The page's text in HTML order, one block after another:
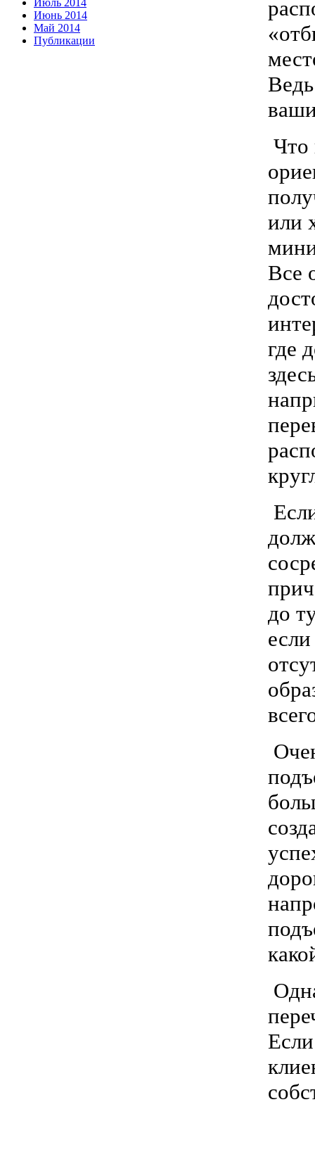
Июль 2014
Июнь 2014
Май 2014
Публикации
Что
или
Все
где
до